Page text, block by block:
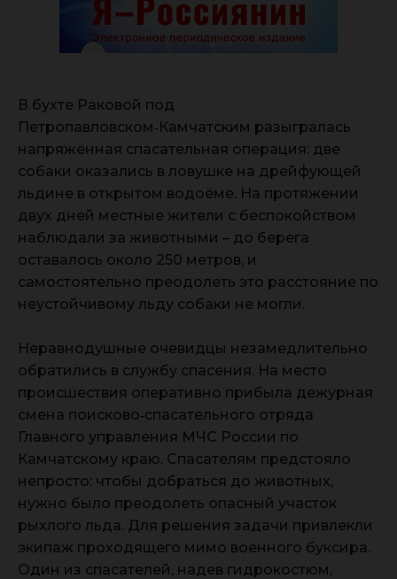
В бухте Раковой под
Петропавловском‑Камчатским разыгралась
напряжённая спасательная операция: две
собаки оказались в ловушке на дрейфующей
льдине в открытом водоёме. На протяжении
двух дней местные жители с беспокойством
наблюдали за животными – до берега
оставалось около 250 метров, и
самостоятельно преодолеть это расстояние по
неустойчивому льду собаки не могли.
Неравнодушные очевидцы незамедлительно
обратились в службу спасения. На место
происшествия оперативно прибыла дежурная
смена поисково‑спасательного отряда
Главного управления МЧС России по
Камчатскому краю. Спасателям предстояло
непросто: чтобы добраться до животных,
нужно было преодолеть опасный участок
рыхлого льда. Для решения задачи привлекли
экипаж проходящего мимо военного буксира.
Один из спасателей, надев гидрокостюм,